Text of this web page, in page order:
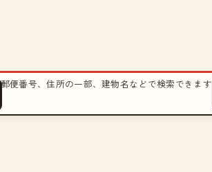
郵便番号、住所の一部、建物名などで検索できます